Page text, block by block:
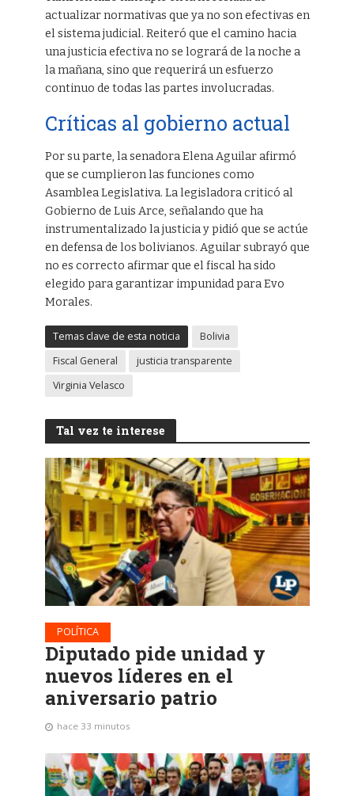
actualizar normativas que ya no son efectivas en
el sistema judicial. Reiteró que el camino hacia
una justicia efectiva no se logrará de la noche a
la mañana, sino que requerirá un esfuerzo
continuo de todas las partes involucradas.
Críticas al gobierno actual
Por su parte, la senadora Elena Aguilar afirmó
que se cumplieron las funciones como
Asamblea Legislativa. La legisladora criticó al
Gobierno de Luis Arce, señalando que ha
instrumentalizado la justicia y pidió que se actúe
en defensa de los bolivianos. Aguilar subrayó que
no es correcto afirmar que el fiscal ha sido
elegido para garantizar impunidad para Evo
Morales.
Temas clave de esta noticia
Bolivia
Fiscal General
justicia transparente
Virginia Velasco
Tal vez te interese
POLÍTICA
Diputado pide unidad y
nuevos líderes en el
aniversario patrio
hace 33 minutos